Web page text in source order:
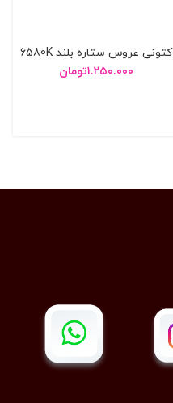
کتونی عروس ستاره بلند 6580K
۱.۲۵۰.۰۰۰تومان